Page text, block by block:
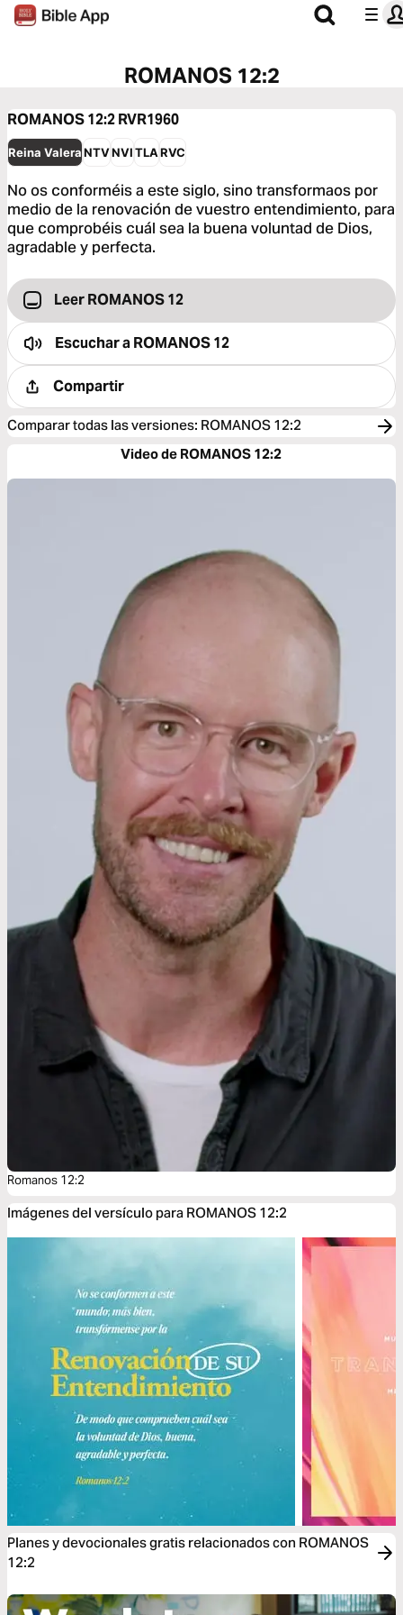
ROMANOS 12:2
ROMANOS 12:2RVR1960
Reina ValeraNTVNVITLARVC
No os conforméis a este siglo, sino transformaos por
medio de la renovación de vuestro entendimiento, para
que comprobéis cuál sea la buena voluntad de Dios,
agradable y perfecta.
Leer ROMANOS 12
Escuchar aROMANOS 12
Compartir
Comparar todas las versiones: ROMANOS 12:2
Video de ROMANOS 12:2
Romanos 12:2
Imágenes del versículo para ROMANOS 12:2
Planes y devocionales gratis relacionados con ROMANOS
12:2